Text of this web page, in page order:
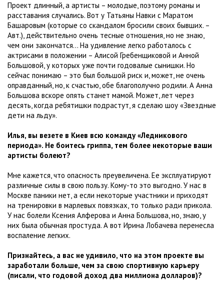
Проект длинный, а артисты – молодые, поэтому романы и
расставания случались. Вот у Татьяны Навки с Маратом
Башаровым (которые со скандалом бросили своих бывших. –
Авт.), действительно очень тесные отношения, но не знаю,
чем они закончатся… На удивление легко работалось с
актрисами в положении – Алисой Гребенщиковой и Анной
Большовой, у которых уже почти годовалые сынишки. Но
сейчас понимаю – это был большой риск и, может, не очень
оправданный, но, к счастью, обе благополучно родили. А Анна
Большова вскоре опять станет мамой. Может, лет через
десять, когда ребятишки подрастут, я сделаю шоу «Звездные
дети на льду».
Илья, вы везете в Киев всю команду «Ледникового
периода». Не боитесь гриппа, тем более некоторые ваши
артисты болеют?
Мне кажется, что опасность преувеличена. Ее эксплуатируют
различные силы в свою пользу. Кому-то это выгодно. У нас в
Москве паники нет, а если некоторые участники и приходят
на тренировки в марлевых повязках, то только ради прикола.
У нас болели Ксения Алферова и Анна Большова, но, знаю, у
них была обычная простуда. А вот Ирина Лобачева перенесла
воспаление легких.
Признайтесь, а вас не удивило, что на этом проекте вы
заработали больше, чем за свою спортивную карьеру
(писали, что годовой доход два миллиона долларов)?